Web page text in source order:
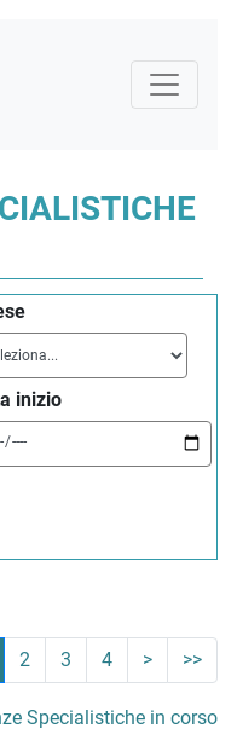
inizio
2 3 4 > >>
Specialistiche in corso